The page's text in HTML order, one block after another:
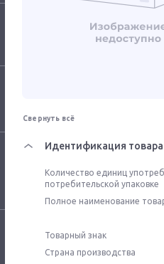
Свернуть всё
Идентификация товара
Количество единиц
потребительской упаковке
Полное наименование
Товарный знак
Страна производства